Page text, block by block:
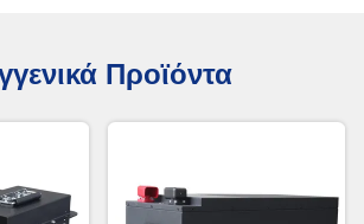
Προϊόντα